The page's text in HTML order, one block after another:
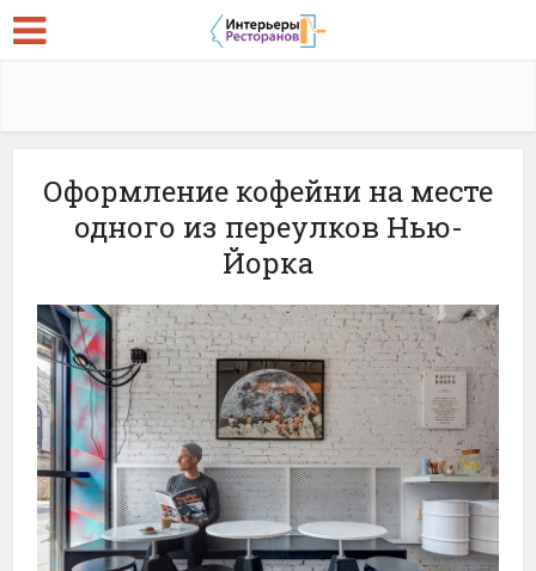
Оформление кофейни на месте
одного из переулков Нью-
Йорка